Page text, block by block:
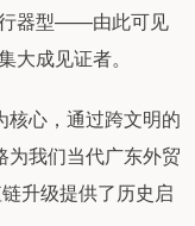
行器型——由此可见
成见证者。
核心，通过跨文明的
为我们当代广东外贸
升级提供了历史启